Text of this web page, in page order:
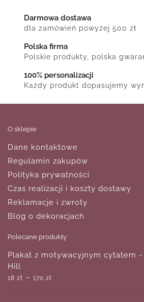
Darmowa dostawa
dla zamówień powyżej 500 zł
Polska firma
Polskie produkty, polska
100% personalizacji
Każdy produkt dopasujemy
O sklepie
Dane kontaktowe
Regulamin zakupów
Polityka prywatności
Czas realizacji i koszty dostawy
Reklamacje i zwroty
Blog o dekoracjach
Polecane produkty
Plakat z motywacyjnym cytatem
Hill
18 zł – 170 zł